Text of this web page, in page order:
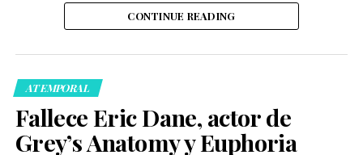
Ver esta publicación en Instagram
varios días que reunió a influencers, amistades cercanas
y figuras del mundo digital.
Uno de los momentos más comentados ocurrió durante
CONTINUE READING
ATEMPORAL
Fallece Eric Dane, actor de
Grey’s Anatomy y Euphoria